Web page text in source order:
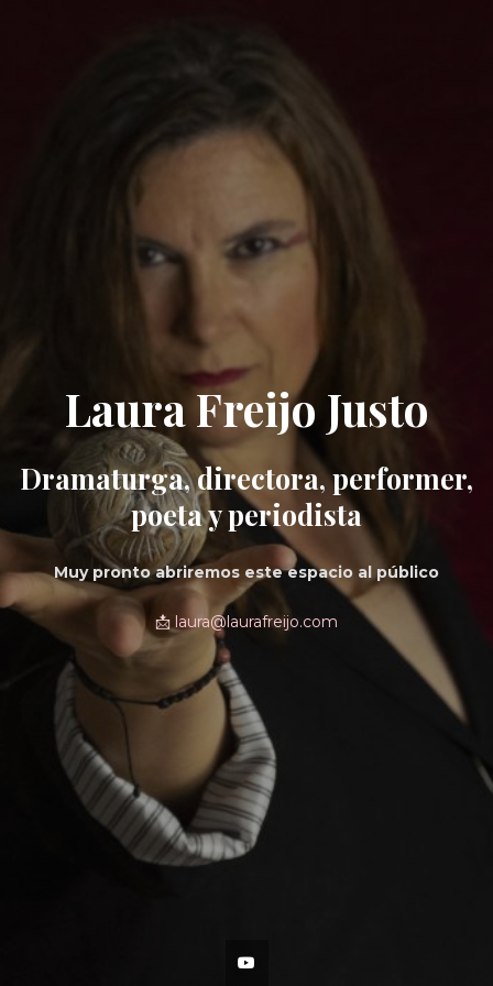
Laura Freijo Justo
Dramaturga, directora, performer,
poeta y periodista
Muy pronto abriremos este espacio al público
📩 laura@laurafreijo.com